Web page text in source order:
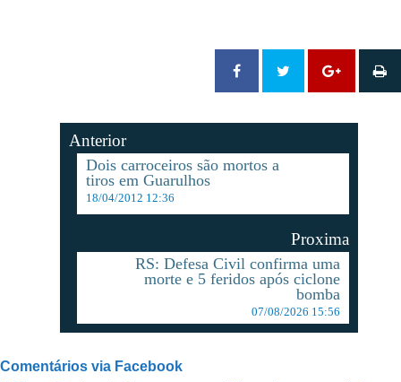
Anterior
Dois carroceiros são mortos a
tiros em Guarulhos
18/04/2012 12:36
Proxima
RS: Defesa Civil confirma uma
morte e 5 feridos após ciclone
bomba
07/08/2026 15:56
Comentários via Facebook